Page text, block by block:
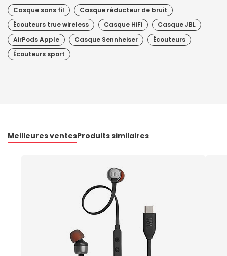
Casque sans fil
Casque réducteur de bruit
Écouteurs true wireless
Casque HiFi
Casque JBL
AirPods Apple
Casque Sennheiser
Écouteurs
Écouteurs sport
Meilleures ventesProduits similaires